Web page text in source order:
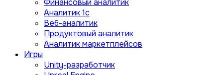
Финансовый аналитик
Aналитик 1с
Веб-аналитик
Продуктовый аналитик
Аналитик маркетплейсов
Игры
Unity-разработчик